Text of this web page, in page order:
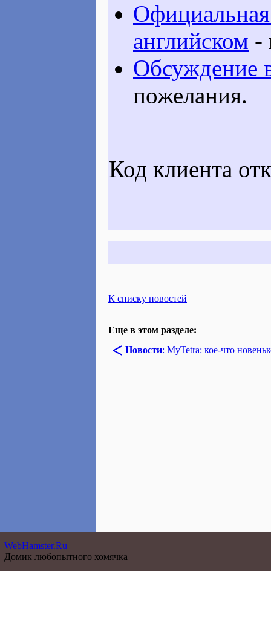
английском -
Обсуждение
пожелания.
Код клиента
К списку новостей
Еще в этом разделе:
< Новости: MyTetra: кое-что
WebHamster.Ru
Домик любопытного хомячка